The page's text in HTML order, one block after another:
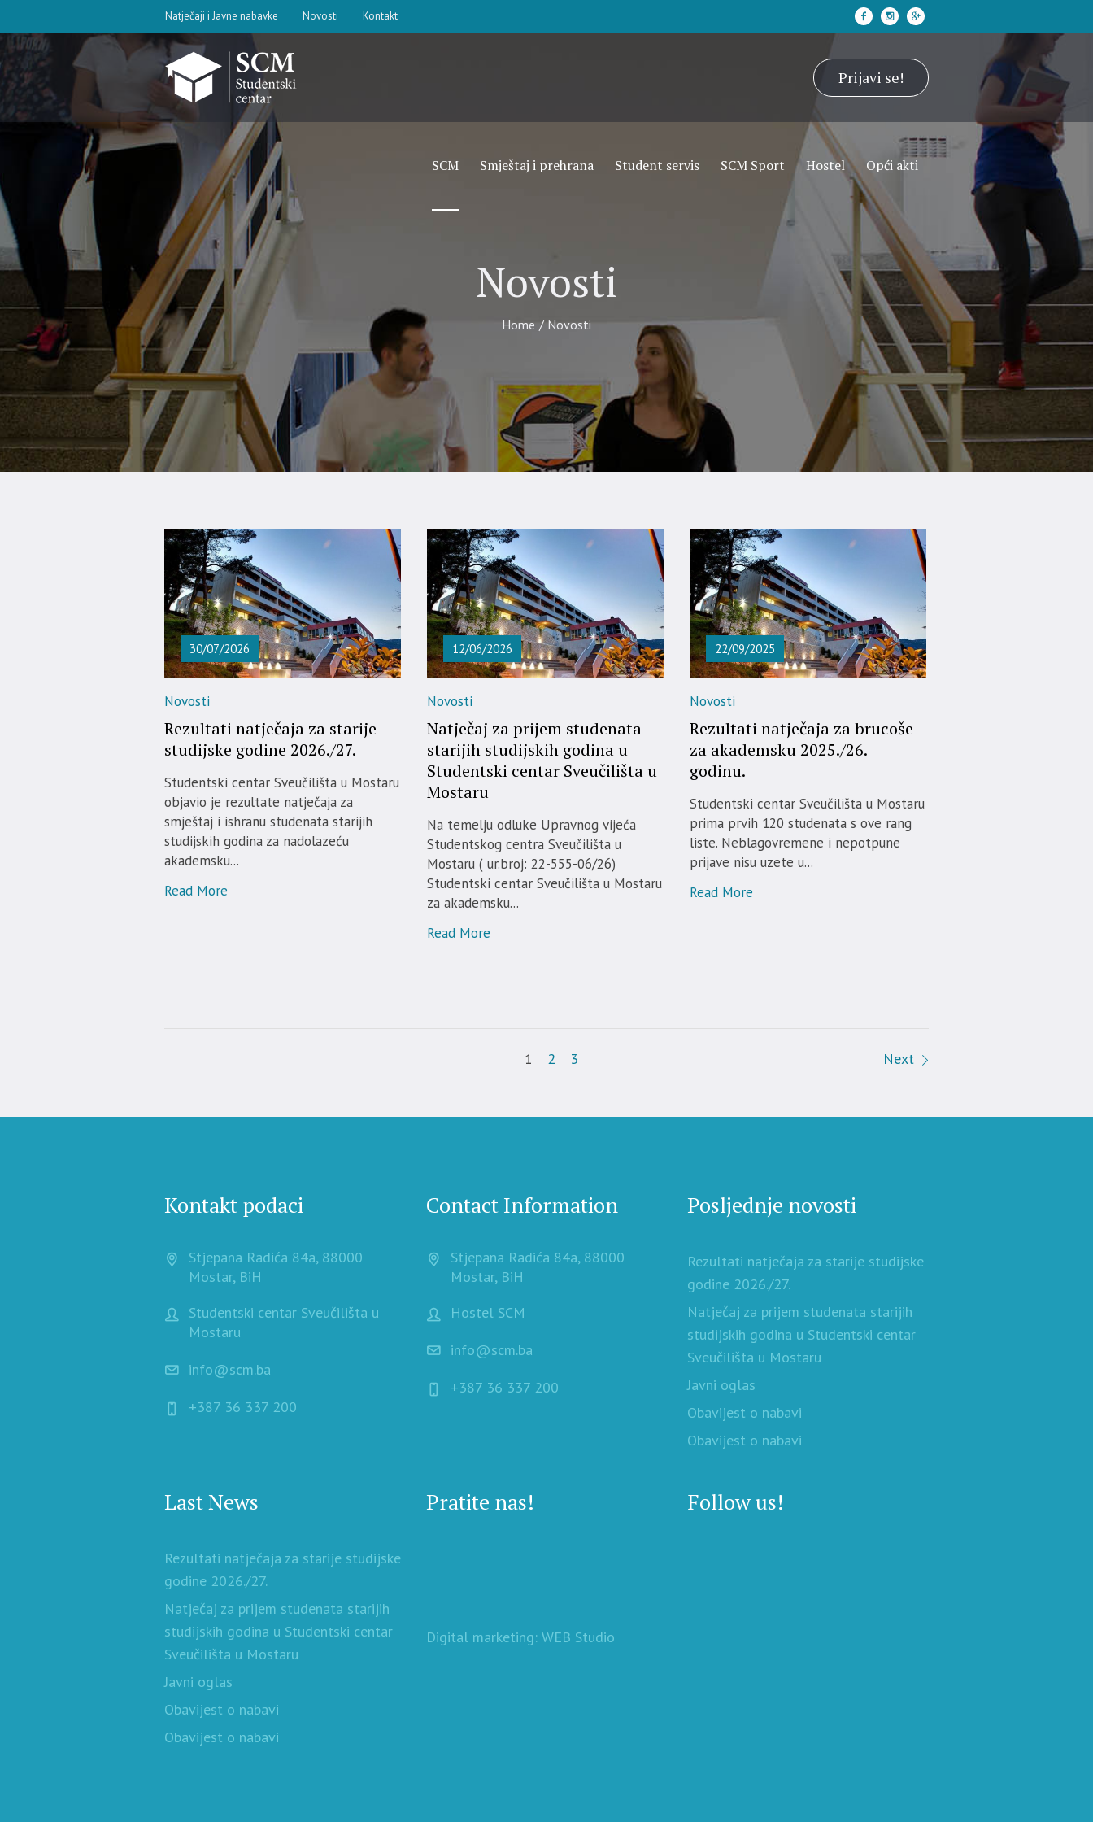
Natječaji i Javne nabavke Novosti Kontakt
Prijavi se!
SCM Smještaj i prehrana Student servis SCM Sport Hostel Opći akti
Novosti
Home / Novosti
30/07/2026
Novosti
Rezultati natječaja za starije
studijske godine 2026./27.
Studentski centar Sveučilišta u Mostaru
objavio je rezultate natječaja za
smještaj i ishranu studenata starijih
studijskih godina za nadolazeću
akademsku...
Read More
12/06/2026
Novosti
Natječaj za prijem studenata
starijih studijskih godina u
Studentski centar Sveučilišta u
Mostaru
Na temelju odluke Upravnog vijeća
Studentskog centra Sveučilišta u
Mostaru ( ur.broj: 22-555-06/26)
Studentski centar Sveučilišta u Mostaru
za akademsku...
Read More
22/09/2025
Novosti
Rezultati natječaja za brucoše
za akademsku 2025./26.
godinu.
Studentski centar Sveučilišta u Mostaru
prima prvih 120 studenata s ove rang
liste. Neblagovremene i nepotpune
prijave nisu uzete u...
Read More
1 2 3 Next
Kontakt podaci
Stjepana Radića 84a, 88000
Mostar, BiH
Studentski centar Sveučilišta u
Mostaru
info@scm.ba
+387 36 337 200
Contact Information
Stjepana Radića 84a, 88000
Mostar, BiH
Hostel SCM
info@scm.ba
+387 36 337 200
Posljednje novosti
Rezultati natječaja za starije studijske
godine 2026./27.
Natječaj za prijem studenata starijih
studijskih godina u Studentski centar
Sveučilišta u Mostaru
Javni oglas
Obavijest o nabavi
Obavijest o nabavi
Last News
Rezultati natječaja za starije studijske
godine 2026./27.
Natječaj za prijem studenata starijih
studijskih godina u Studentski centar
Sveučilišta u Mostaru
Javni oglas
Obavijest o nabavi
Obavijest o nabavi
Pratite nas! Follow us!
Digital marketing: WEB Studio